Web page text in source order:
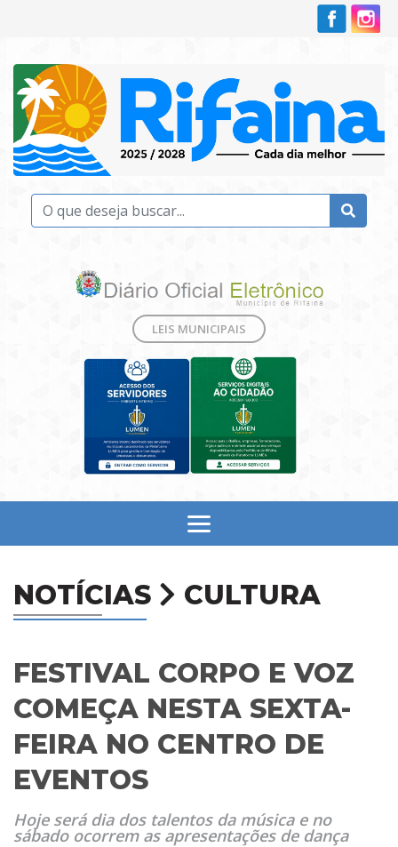
LEIS MUNICIPAIS
NOTÍCIAS CULTURA
FESTIVAL CORPO E VOZ
COMEÇA NESTA SEXTA-
FEIRA NO CENTRO DE
EVENTOS
Hoje será dia dos talentos da música e no
sábado ocorrem as apresentações de dança